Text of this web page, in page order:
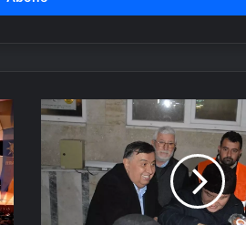
bulaşıyor?
14.14 Saat Anlamı
Saatlerin Anlamı
Miraç
Kandili
Kutlamaları
Havza'da